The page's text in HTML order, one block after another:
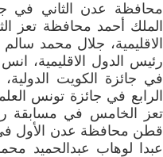
محافظة عدن الثاني في
الملك أحمد محافظة تعز
الاقليمية، جلال محمد
رئيس الدول الاقليمية،
في جائزة الكويت
الرابع في جائزة تونس
تعز الخامس في مسابقة
قطن محافظة عدن الأول في
عبدا لوهاب عبدالحميد